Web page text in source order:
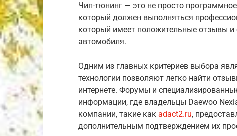
Чип-тюнинг — это не просто
который должен выполняться
который имеет положительные отзывы
автомобиля.
Одним из главных критериев выбора
технологии позволяют легко найти
интернете. Форумы и
информации, где владельцы Daewoo
компании, такие как adact2.ru,
дополнительным подтверждением их